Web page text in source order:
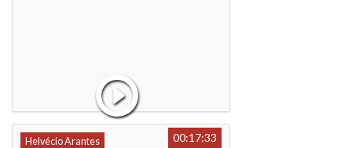
Helvécio Arantes
00:17:33